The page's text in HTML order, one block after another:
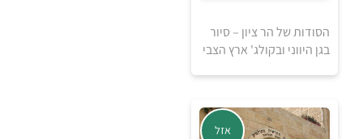
אזל מהמלאי
הסודות של הר ציון – סיור
בגן היווני ובקולג' ארץ הצבי
אזל